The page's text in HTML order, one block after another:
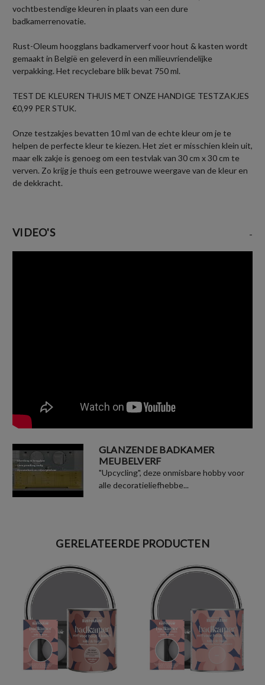
vochtbestendige kleuren in plaats van een dure
badkamerrenovatie.
Rust-Oleum hoogglans badkamerverf voor hout & kasten wordt
gemaakt in België en geleverd in een milieuvriendelijke
verpakking. Het recyclebare blik bevat 750 ml.
TEST DE KLEUREN THUIS MET ONZE HANDIGE TESTZAKJES
€0,99 PER STUK.
Onze testzakjes bevatten 10 ml van de echte kleur om je te
helpen de perfecte kleur te kiezen. Het ziet er misschien klein uit,
maar elk zakje is genoeg om een testvlak van 30 cm x 30 cm te
verven. Zo krijg je thuis een getrouwe weergave van de kleur en
de dekkracht.
VIDEO'S -
GLANZENDE BADKAMER
MEUBELVERF
"Upcycling", deze onmisbare hobby voor
alle decoratieliefhebbe...
GERELATEERDE PRODUCTEN